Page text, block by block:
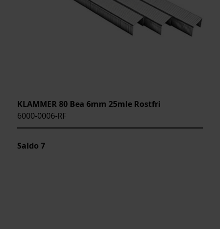
KLAMMER 80 Bea 6mm 25mle Rostfri
6000-0006-RF
Saldo 7